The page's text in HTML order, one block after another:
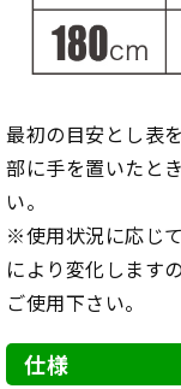
最初の目安とし表
部に手を置いたと
い。
※使用状況に応じ
により変化します
ご使用下さい。
仕様